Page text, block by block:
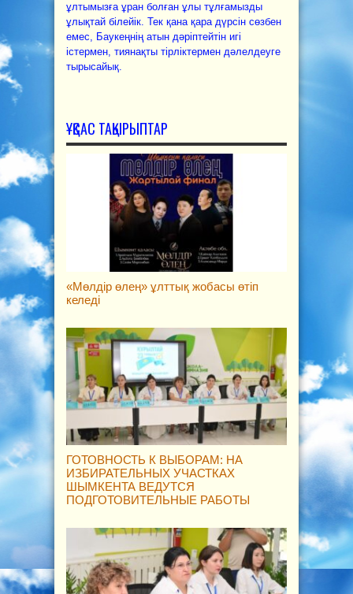
ұлтымызға ұран болған ұлы тұлғамызды
ұлықтай білейік. Тек қана қара дүрсін сөзбен
емес, Баукеңнің атын дәріптейтін игі
істермен, тиянақты тірліктермен дәлелдеуге
тырысайық.
ҰҚСАС ТАҚЫРЫПТАР
«Мөлдір өлең» ұлттық жобасы өтіп
келеді
ГОТОВНОСТЬ К ВЫБОРАМ: НА
ИЗБИРАТЕЛЬНЫХ УЧАСТКАХ
ШЫМКЕНТА ВЕДУТСЯ
ПОДГОТОВИТЕЛЬНЫЕ РАБОТЫ